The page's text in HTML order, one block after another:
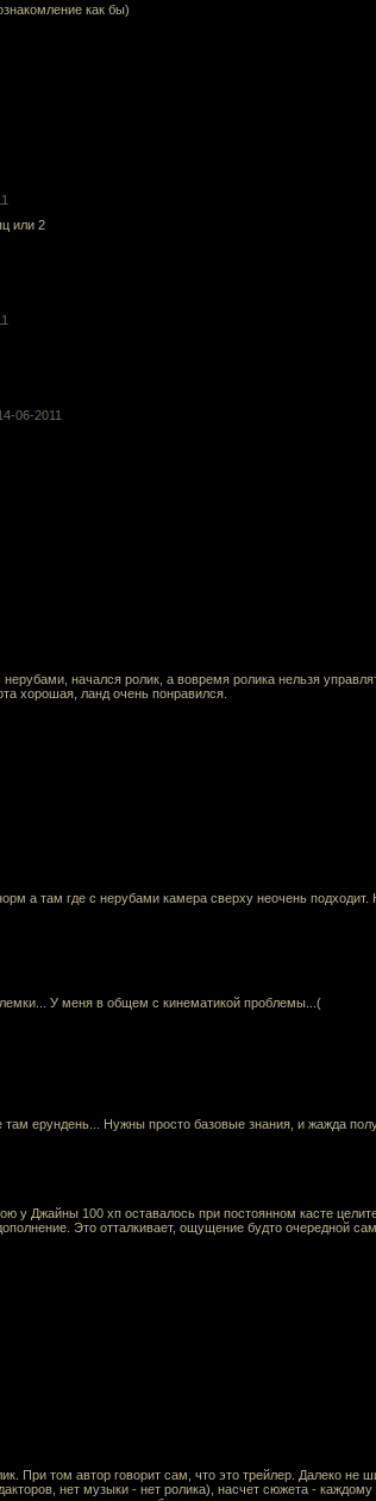
как бы)
или 2
06-2011
начался ролик, а вовремя ролика нельзя
хорошая, ланд очень понравился.
а там где с нерубами камера сверху неочень
У меня в общем с кинематикой проблемы...(
ерундень... Нужны просто базовые знания, и жажда
у Джайны 100 хп оставалось при постоянном касте
Это отталкивает, ощущение будто очередной
При том автор говорит сам, что это трейлер. Далеко не
нет музыки - нет ролика), насчет сюжета -